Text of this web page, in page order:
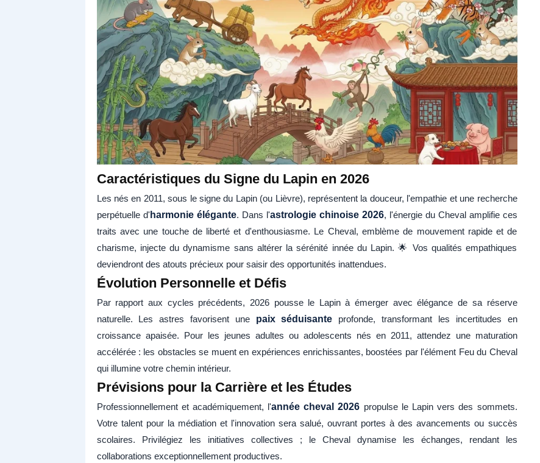
Caractéristiques du Signe du Lapin en 2026
Les nés en 2011, sous le signe du Lapin (ou Lièvre), représentent la douceur, l'empathie et une recherche
perpétuelle d' harmonie élégante. Dans l'astrologie chinoise 2026, l'énergie du Cheval amplifie ces
traits avec une touche de liberté et d'enthousiasme. Le Cheval, emblème de mouvement rapide et de
charisme, injecte du dynamisme sans altérer la sérénité innée du Lapin. 🌟 Vos qualités empathiques
deviendront des atouts précieux pour saisir des opportunités inattendues.
Évolution Personnelle et Défis
Par rapport aux cycles précédents, 2026 pousse le Lapin à émerger avec élégance de sa réserve
naturelle. Les astres favorisent une paix séduisante profonde, transformant les incertitudes en
croissance apaisée. Pour les jeunes adultes ou adolescents nés en 2011, attendez une maturation
accélérée : les obstacles se muent en expériences enrichissantes, boostées par l'élément Feu du Cheval
qui illumine votre chemin intérieur.
Prévisions pour la Carrière et les Études
Professionnellement et académiquement, l'année cheval 2026 propulse le Lapin vers des sommets.
Votre talent pour la médiation et l'innovation sera salué, ouvrant portes à des avancements ou succès
scolaires. Privilégiez les initiatives collectives ; le Cheval dynamise les échanges, rendant les
collaborations exceptionnellement productives.